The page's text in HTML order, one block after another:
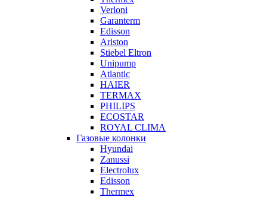
Verloni
Garanterm
Edisson
Ariston
Stiebel Eltron
Unipump
Atlantic
HAIER
TERMAX
PHILIPS
ECOSTAR
ROYAL CLIMA
Газовые колонки
Hyundai
Zanussi
Electrolux
Edisson
Thermex